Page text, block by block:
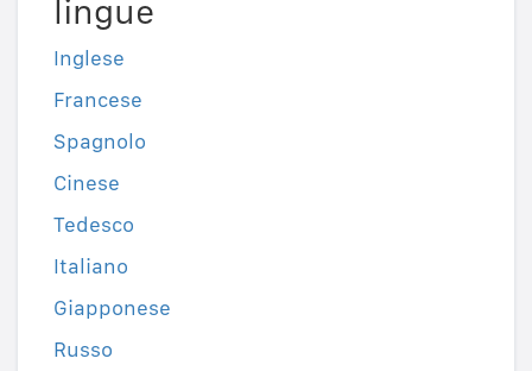
lingue
Inglese
Francese
Spagnolo
Cinese
Tedesco
Italiano
Giapponese
Russo